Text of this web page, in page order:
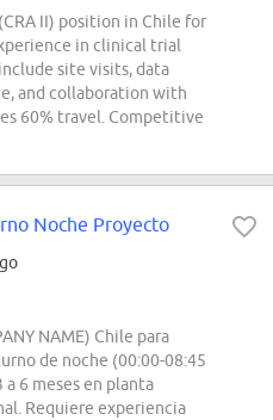
II) position in Chile for
in clinical trial
site visits, data
and collaboration with
60% travel. Competitive
Noche Proyecto
NAME) Chile para
de noche (00:00-08:45
a 6 meses en planta
Requiere experiencia